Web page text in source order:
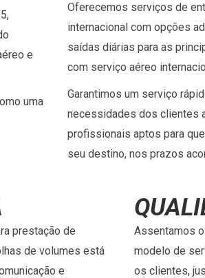
e
uma
Oferecemos serviços de
internacional com opções
saídas diárias para as
com serviço aéreo
Garantimos um serviço
necessidades dos clientes
profissionais aptos para
seu destino, nos prazos
prestação de
de volumes está
e
Assentamos
modelo de
os clientes,